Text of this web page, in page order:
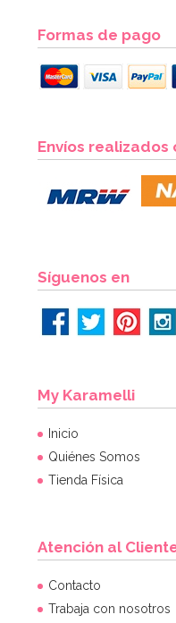
Formas de pago
Envíos realizados
Síguenos en
My Karamelli
Inicio
Quiénes Somos
Tienda Física
Atención al
Contacto
Trabaja con nosotros